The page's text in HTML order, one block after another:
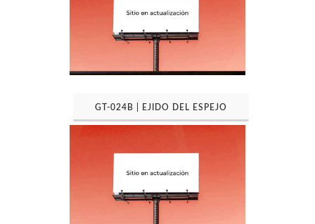
GT-024B | EJIDO DEL ESPEJO